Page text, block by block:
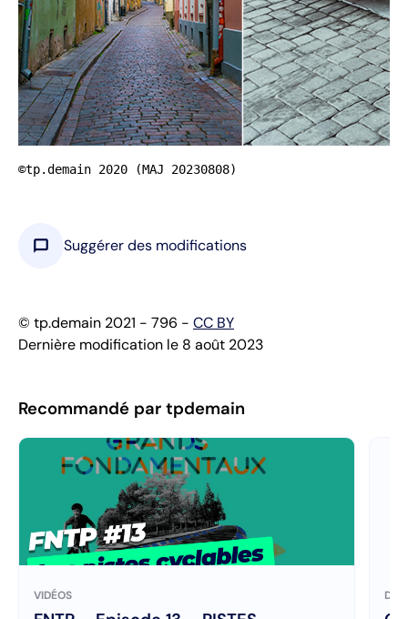
©tp.demain 2020 (MAJ 20230808)
chat_bubble Suggérer des modifications
© tp.demain 2021 - 796 - CC BY
Dernière modification le 8 août 2023
Recommandé par tpdemain
VIDÉOS